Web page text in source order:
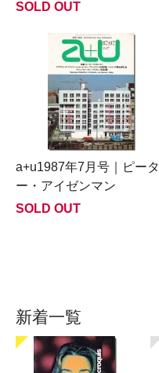
SOLD OUT
a+u1987年7月号｜ピータ
ー・アイゼンマン
SOLD OUT
新着一覧